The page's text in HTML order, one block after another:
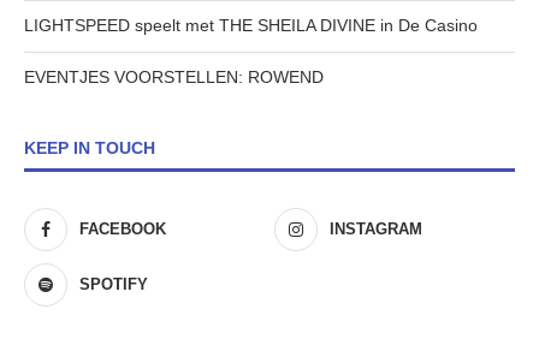
LIGHTSPEED speelt met THE SHEILA DIVINE in De Casino
EVENTJES VOORSTELLEN: ROWEND
KEEP IN TOUCH
FACEBOOK INSTAGRAM
SPOTIFY